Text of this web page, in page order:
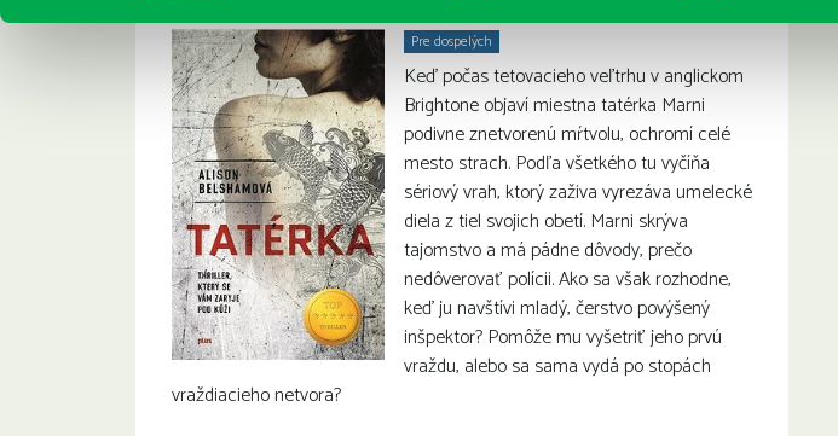
Pre dospelých
Keď počas tetovacieho veľtrhu v anglickom
Brightone objaví miestna tatérka Marni
podivne znetvorenú mŕtvolu, ochromí celé
mesto strach. Podľa všetkého tu vyčíňa
sériový vrah, ktorý zaživa vyrezáva umelecké
diela z tiel svojich obetí. Marni skrýva
tajomstvo a má pádne dôvody, prečo
nedôverovať polícii. Ako sa však rozhodne,
keď ju navštívi mladý, čerstvo povýšený
inšpektor? Pomôže mu vyšetriť jeho prvú
vraždu, alebo sa sama vydá po stopách
vraždiacieho netvora?